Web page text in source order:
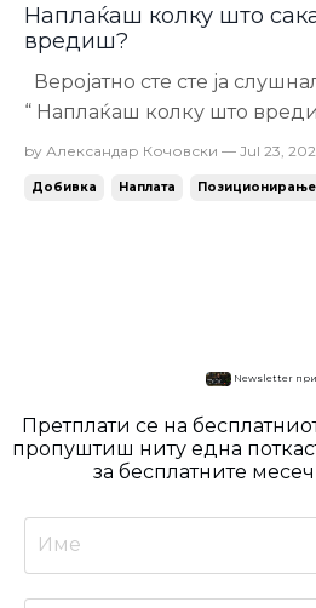
Наплаќаш колку што
вредиш?
Веројатно сте сте ја
“ Наплаќаш колку што
држи заглавени. Бидејќи
by Александар Кочовски — Jul 23,
Добивка Наплата Позиционирање
Newsletter
Претплати се на
пропуштиш ниту една
за бесплатните